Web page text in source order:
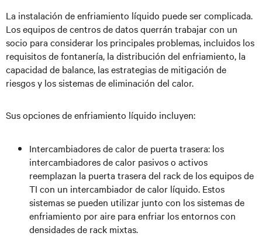
La instalación de enfriamiento líquido puede ser complicada.
Los equipos de centros de datos querrán trabajar con un
socio para considerar los principales problemas, incluidos los
requisitos de fontanería, la distribución del enfriamiento, la
capacidad de balance, las estrategias de mitigación de
riesgos y los sistemas de eliminación del calor.
Sus opciones de enfriamiento líquido incluyen:
Intercambiadores de calor de puerta trasera: los
intercambiadores de calor pasivos o activos
reemplazan la puerta trasera del rack de los equipos de
TI con un intercambiador de calor líquido. Estos
sistemas se pueden utilizar junto con los sistemas de
enfriamiento por aire para enfriar los entornos con
densidades de rack mixtas.